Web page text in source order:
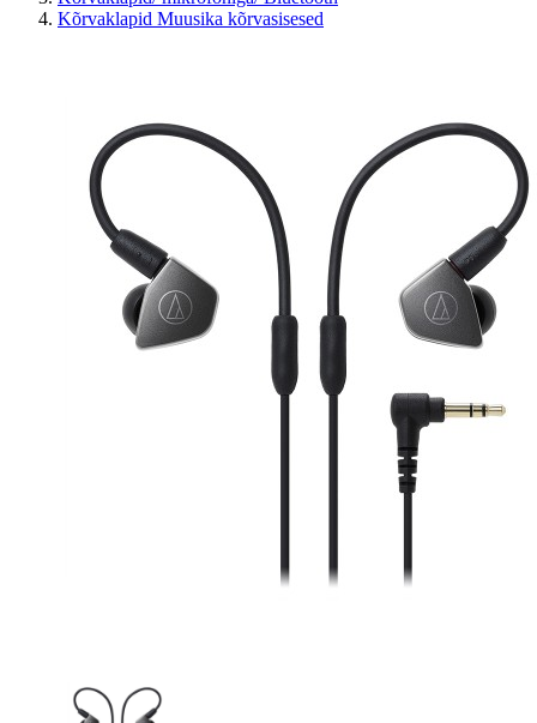
Kõrvaklapid Muusika kõrvasisesed